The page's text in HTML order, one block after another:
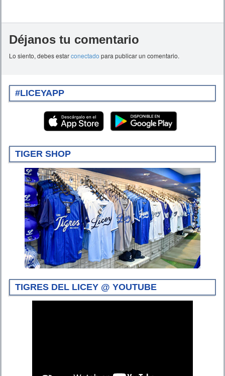
Déjanos tu comentario
Lo siento, debes estarconectado para publicar un comentario.
#LICEYAPP
TIGER SHOP
TIGRES DEL LICEY @ YOUTUBE